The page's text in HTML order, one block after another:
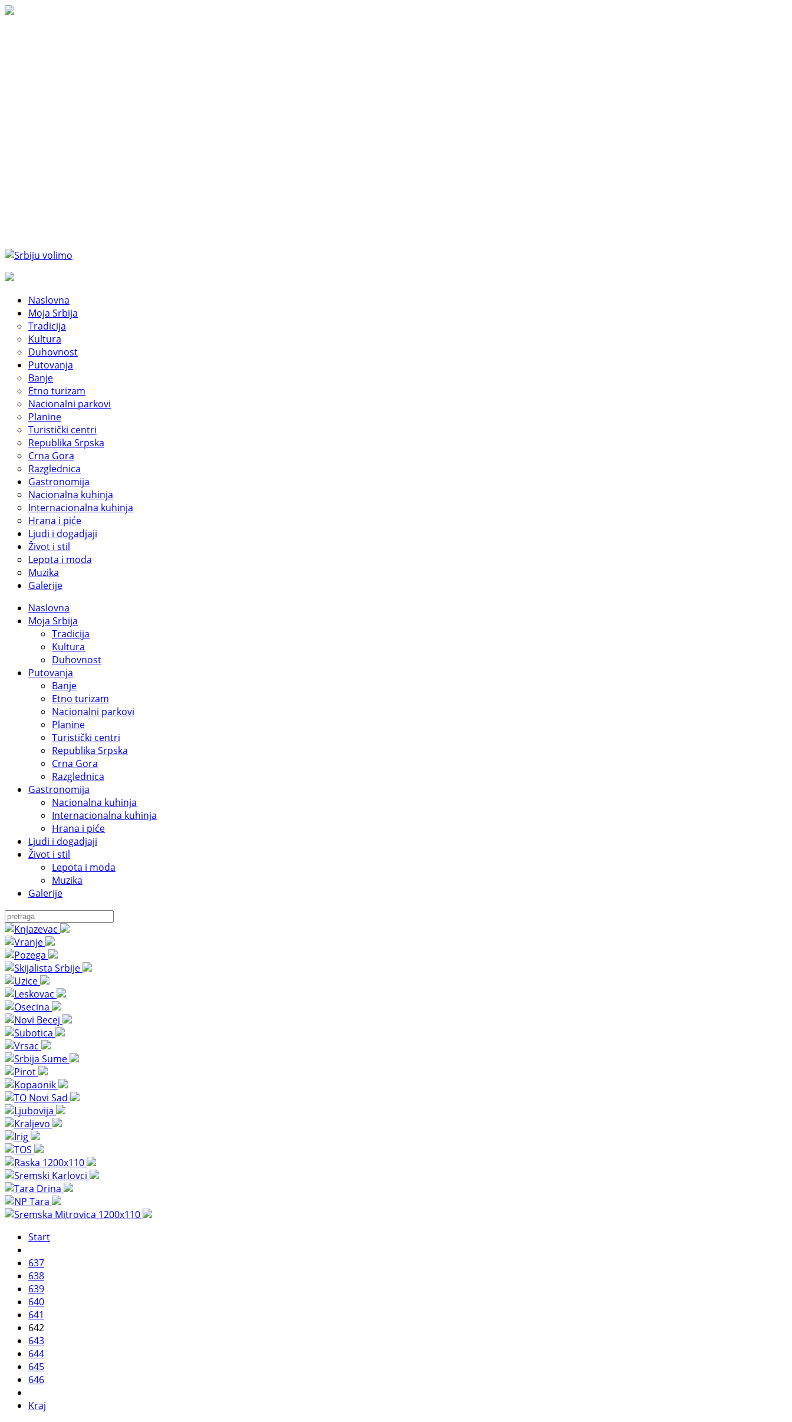
Naslovna
Moja Srbija
Tradicija
Kultura
Duhovnost
Putovanja
Banje
Etno turizam
Nacionalni parkovi
Planine
Turistički centri
Republika Srpska
Crna Gora
Razglednica
Gastronomija
Nacionalna kuhinja
Internacionalna kuhinja
Hrana i piće
Ljudi i dogadjaji
Život i stil
Lepota i moda
Muzika
Galerije
Naslovna
Moja Srbija
Tradicija
Kultura
Duhovnost
Putovanja
Banje
Etno turizam
Nacionalni parkovi
Planine
Turistički centri
Republika Srpska
Crna Gora
Razglednica
Gastronomija
Nacionalna kuhinja
Internacionalna kuhinja
Hrana i piće
Ljudi i dogadjaji
Život i stil
Lepota i moda
Muzika
Galerije
Start
637
638
639
640
641
642
643
644
645
646
Kraj